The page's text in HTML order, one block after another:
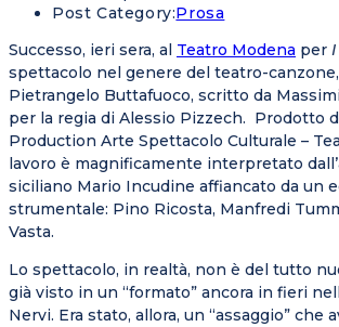
Post Category:Prosa
Successo, ieri sera, al Teatro Modena per
spettacolo nel genere del teatro-
Pietrangelo Buttafuoco, scritto da
per la regia di Alessio Pizzech. Prodotto
Production Arte Spettacolo Culturale –
lavoro è magnificamente interpretato
siciliano Mario Incudine affiancato da un
strumentale: Pino Ricosta, Manfredi
Vasta.
Lo spettacolo, in realtà, non è del tutto
già visto in un “formato” ancora in fieri
Nervi. Era stato, allora, un “assaggio” che